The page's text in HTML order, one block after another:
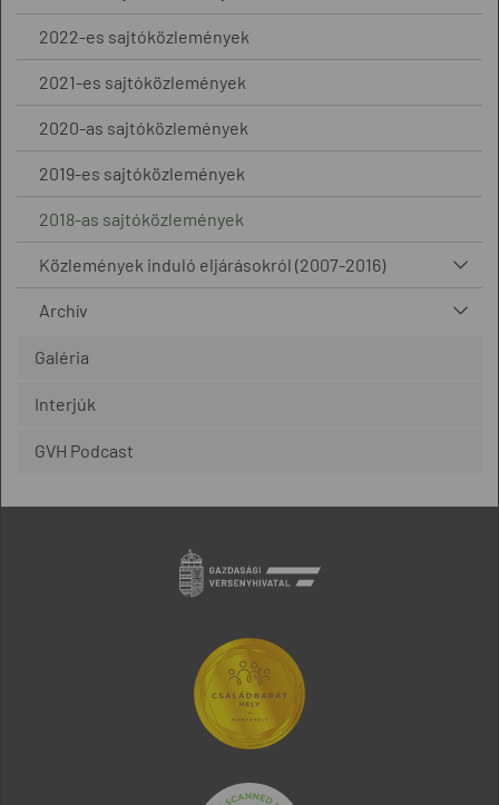
2022-es sajtóközlemények
2021-es sajtóközlemények
2020-as sajtóközlemények
2019-es sajtóközlemények
2018-as sajtóközlemények
Közlemények induló eljárásokról (2007-2016)
Archív
Galéria
Interjúk
GVH Podcast